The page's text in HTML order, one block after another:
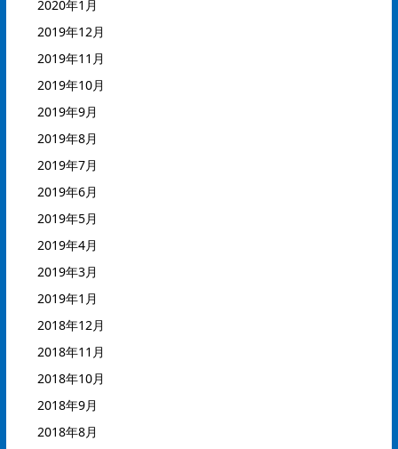
2020年1月
2019年12月
2019年11月
2019年10月
2019年9月
2019年8月
2019年7月
2019年6月
2019年5月
2019年4月
2019年3月
2019年1月
2018年12月
2018年11月
2018年10月
2018年9月
2018年8月